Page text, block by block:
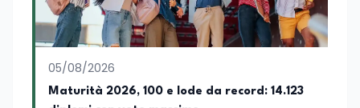
05/08/2026
Maturità 2026, 100 e lode da record: 14.123